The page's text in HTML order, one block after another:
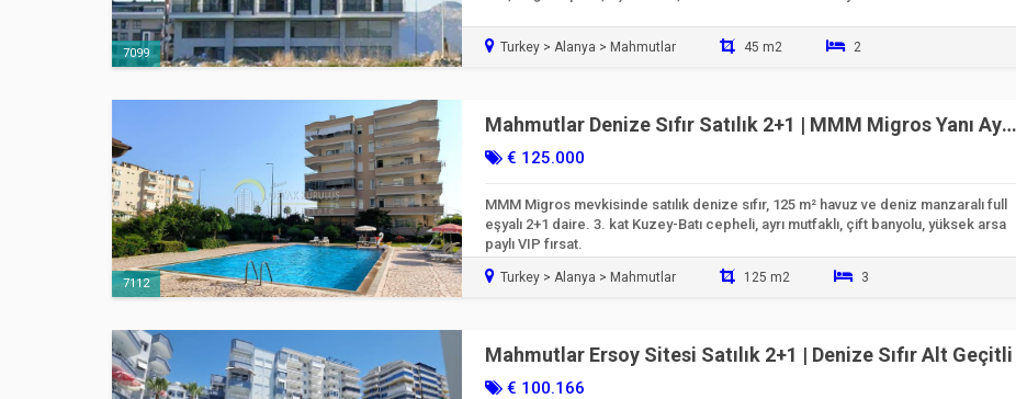
7099 Turkey > Alanya > Mahmutlar 45 m2 2
7112
Mahmutlar Denize Sıfır Satılık 2+1 | MMM Migros Yanı Ayrı
Mutfak
€ 125.000
MMM Migros mevkisinde satılık denize sıfır, 125 m² havuz ve deniz manzaralı full
eşyalı 2+1 daire. 3. kat Kuzey-Batı cepheli, ayrı mutfaklı, çift banyolu, yüksek arsa
paylı VIP fırsat.
Turkey > Alanya > Mahmutlar 125 m2 3
Mahmutlar Ersoy Sitesi Satılık 2+1 | Denize Sıfır Alt Geçitli
€ 100.166